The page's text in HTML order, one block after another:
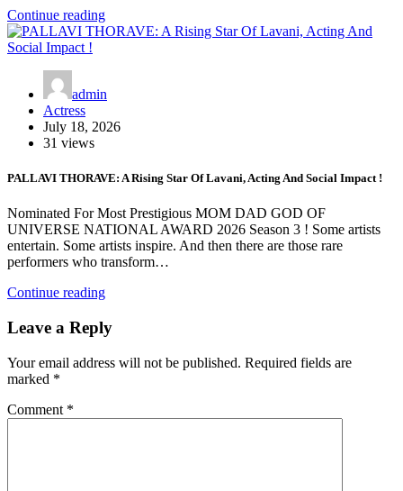
Continue reading
admin
Actress
July 18, 2026
31 views
PALLAVI THORAVE: A Rising Star Of Lavani, Acting And Social Impact !
Nominated For Most Prestigious MOM DAD GOD OF
UNIVERSE NATIONAL AWARD 2026 Season 3 ! Some artists
entertain. Some artists inspire. And then there are those rare
performers who transform…
Continue reading
Leave a Reply
Your email address will not be published. Required fields are
marked *
Comment *